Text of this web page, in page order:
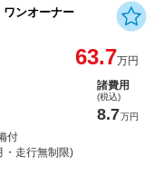
ンオーナー
63.7万円
諸費用
(税込)
8.7万円
付
・走行無制限)